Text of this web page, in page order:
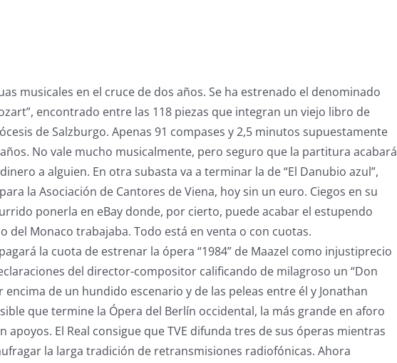
musicales en el cruce de dos años. Se ha estrenado el denominado
encontrado entre las 118 piezas que integran un viejo libro de
de Salzburgo. Apenas 91 compases y 2,5 minutos supuestamente
No vale mucho musicalmente, pero seguro que la partitura acabará
a alguien. En otra subasta va a terminar la de “El Danubio azul”,
la Asociación de Cantores de Viena, hoy sin un euro. Ciegos en su
ponerla en eBay donde, por cierto, puede acabar el estupendo
del Monaco trabajaba. Todo está en venta o con cuotas.
la cuota de estrenar la ópera “1984” de Maazel como injustiprecio
del director-compositor calificando de milagroso un “Don
encima de un hundido escenario y de las peleas entre él y Jonathan
que termine la Ópera del Berlín occidental, la más grande en aforo
apoyos. El Real consigue que TVE difunda tres de sus óperas mientras
la larga tradición de retransmisiones radiofónicas. Ahora